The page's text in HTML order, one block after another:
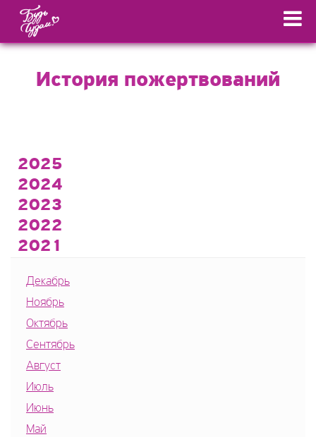
История пожертвований
2025
2024
2023
2022
2021
Декабрь
Ноябрь
Октябрь
Сентябрь
Август
Июль
Июнь
Май